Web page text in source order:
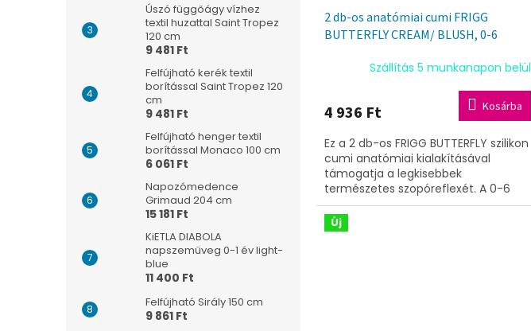
Úszó függőágy vízhez
textil huzattal Saint Tropez
120 cm
9 481 Ft
Felfújható kerék textil
borítással Saint Tropez 120
cm
9 481 Ft
Felfújható henger textil
borítással Monaco 100 cm
6 061 Ft
Napozómedence
Grimaud 204 cm
15 181 Ft
KiETLA DIABOLA
napszemüveg 0-1 év light-
blue
11 400 Ft
Felfújható Sirály 150 cm
9 861 Ft
2 db-os anatómiai cumi FRIGG
BUTTERFLY CREAM/ BLUSH, 0-6
Szállítás 5 munkanapon belül
4 936 Ft Kosárba
Ez a 2 db-os FRIGG BUTTERFLY szilikon
cumi anatómiai kialakításával
támogatja a legkisebbek
természetes szopóreflexét. A 0-6
hónapos korosztály számára készült,
krémszín és...
Új